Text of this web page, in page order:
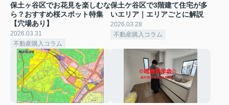
保土ヶ谷区でお花見を楽しむな
ら？おすすめ桜スポット特集
【穴場あり】
2026.03.31
不動産購入コラム
保土ケ谷区で3階建て住宅が多
いエリア｜エリアごとに解説
2026.03.28
不動産購入コラム